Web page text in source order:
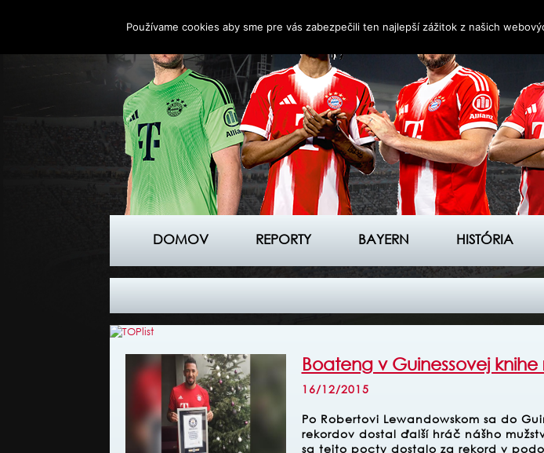
DOMOV REPORTY BAYERN HISTÓRIA
Boateng v Guinessovej
16/12/2015
Po Robertovi Lewandowskom sa do
rekordov dostal ďalší hráč nášho
sa tejto pocty dostalo za rekord v
Používame cookies aby sme pre vás zabezpečili ten najlepší zážitok z našich